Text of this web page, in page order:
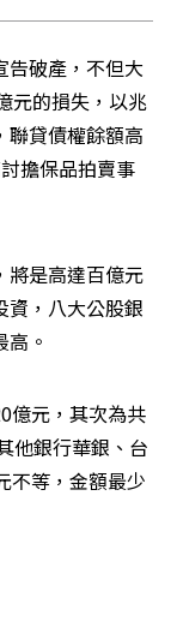
告破產，不但大
元的損失，以兆
聯貸債權餘額高
擔保品拍賣事
將是高達百億元
資，八大公股銀
。
億元，其次為共
他銀行華銀、台
不等，金額最少